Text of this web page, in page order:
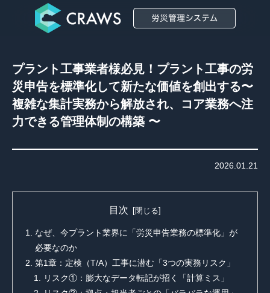
プラント工事業者様必見！プラント工事の労
災申告を標準化して新たな価値を創出する〜
複雑な集計実務から解放され、コア業務へ注
力できる管理体制の構築 〜
2026.01.21
目次
なぜ、今プラント業界に「労災申告業務の標準化」が
必要なのか
第1章：定検（T/A）工事に潜む「3つの実務リスク」
リスク①：膨大なデータ転記が招く「計算ミス」